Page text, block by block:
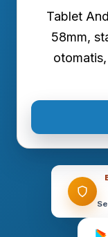
Tablet
58mm,